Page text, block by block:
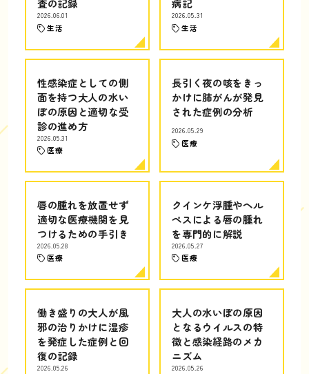
査の記録
2026.06.01
生活
病記
2026.05.31
生活
性感染症としての側
面を持つ大人の水い
ぼの原因と適切な受
診の進め方
2026.05.31
医療
長引く夜の咳をきっ
かけに肺がんが発見
された症例の分析
2026.05.29
医療
唇の腫れを放置せず
適切な医療機関を見
つけるための手引き
2026.05.28
医療
クインケ浮腫やヘル
ペスによる唇の腫れ
を専門的に解説
2026.05.27
医療
働き盛りの大人が風
邪の治りかけに湿疹
を発症した症例と回
復の記録
2026.05.26
大人の水いぼの原因
となるウイルスの特
徴と感染経路のメカ
ニズム
2026.05.26